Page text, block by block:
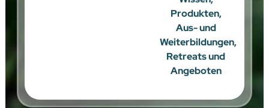
Produkten,
Aus- und
Weiterbildungen,
Retreats und
Angeboten